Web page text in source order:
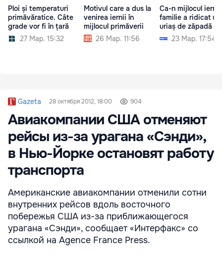
Ploi și temperaturi
primăvăratice. Câte
grade vor fi în țară
27 Мар. 15:32
Motivul care a dus la
venirea iernii în
mijlocul primăverii
26 Мар. 11:56
Ca-n mijlocul
familie a ridicat un
uriaș de zăpadă
23 Мар. 17:54
Gazeta 28 октября 2012, 18:00 904
Авиакомпании США отменяют
рейсы из-за урагана «Сэнди»,
в Нью-Йорке остановят работу
транспорта
Американские авиакомпании отменили сотни
внутренних рейсов вдоль восточного
побережья США из-за приближающегося
урагана «Сэнди», сообщает «Интерфакс» со
ссылкой на Agence France Press.